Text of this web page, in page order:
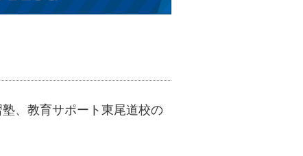
、教育サポート東尾道校の